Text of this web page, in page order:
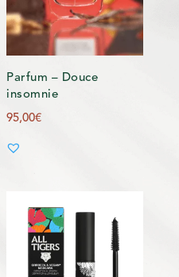
Parfum – Douce
insomnie
95,00€